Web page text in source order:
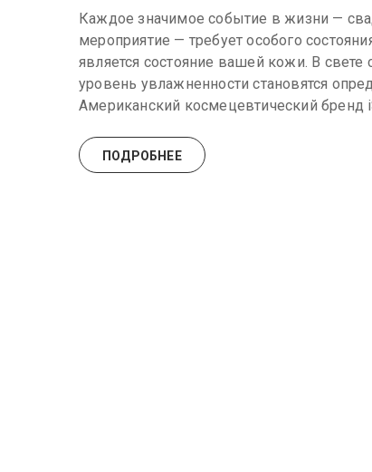
Каждое значимое событие в жизни —
мероприятие — требует особого
является состояние вашей кожи. В
уровень увлажненности становятся
Американский космецевтический бренд
ПОДРОБНЕЕ